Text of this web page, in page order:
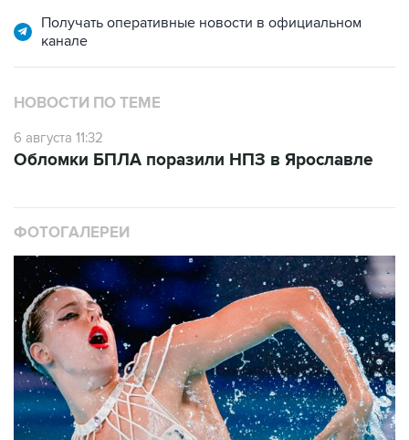
Получать оперативные новости в официальном
канале
НОВОСТИ ПО ТЕМЕ
6 августа 11:32
Обломки БПЛА поразили НПЗ в Ярославле
ФОТОГАЛЕРЕИ